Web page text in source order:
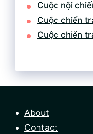
Cuộc nội
Cuộc chiến
Cuộc chiến
About
Contact